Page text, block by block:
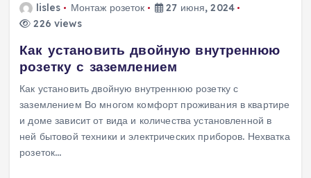
lisles Монтаж розеток
27 июня, 2024
226 views
Как установить двойную внутреннюю
розетку с заземлением
Как установить двойную внутреннюю розетку с
заземлением Во многом комфорт проживания в квартире
и доме зависит от вида и количества установленной в
ней бытовой техники и электрических приборов. Нехватка
розеток…